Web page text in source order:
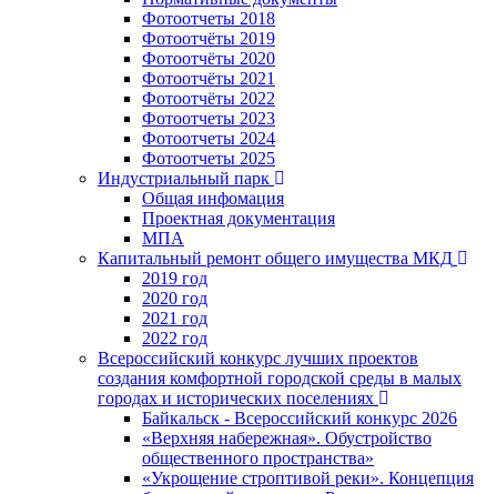
Фотоотчеты 2018
Фотоотчёты 2019
Фотоотчёты 2020
Фотоотчёты 2021
Фотоотчёты 2022
Фотоотчеты 2023
Фотоотчеты 2024
Фотоотчеты 2025
Индустриальный парк
Общая инфомация
Проектная документация
МПА
Капитальный ремонт общего имущества МКД
2019 год
2020 год
2021 год
2022 год
Всероссийский конкурс лучших проектов
создания комфортной городской среды в малых
городах и исторических поселениях
Байкальск - Всероссийский конкурс 2026
«Верхняя набережная». Обустройство
общественного пространства»
«Укрощение строптивой реки». Концепция